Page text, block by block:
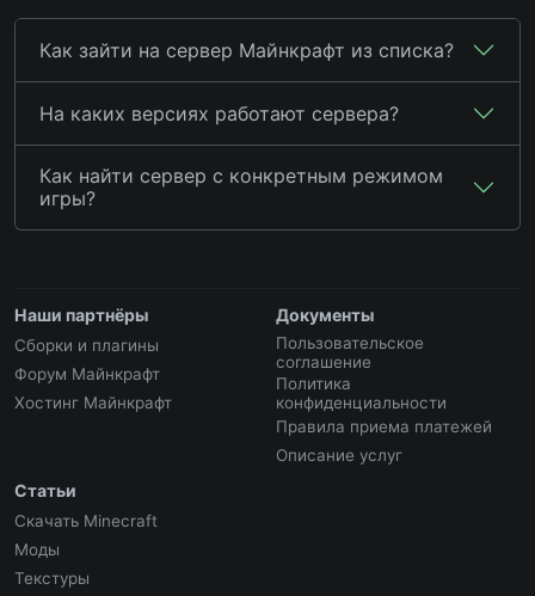
Как зайти на сервер Майнкрафт из списка?
На каких версиях работают сервера?
Как найти сервер с конкретным режимом
игры?
Наши партнёры
Сборки и плагины
Форум Майнкрафт
Хостинг Майнкрафт
Документы
Пользовательское
соглашение
Политика
конфиденциальности
Правила приема платежей
Описание услуг
Статьи
Скачать Minecraft
Моды
Текстуры